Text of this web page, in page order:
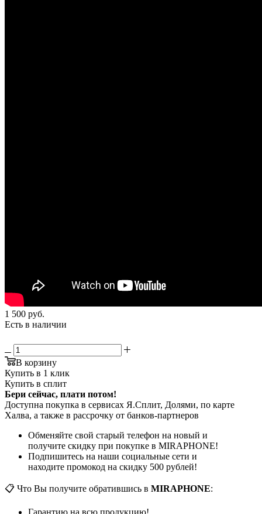
1 500 руб.
Есть в наличии
В корзину
Купить в 1 клик
Купить в сплит
Бери сейчас, плати потом!
Доступна покупка в сервисах Я.Сплит, Долями, по карте
Халва, а также в рассрочку от банков-партнеров
Обменяйте свой старый телефон на новый и
получите скидку при покупке в MIRAPHONE!
Подпишитесь на наши социальные сети и
находите промокод на скидку 500 рублей!
📋 Что Вы получите обратившись в MIRAPHONE:
Гарантию на всю продукцию!